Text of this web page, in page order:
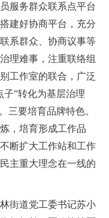
服务群众联系点平台
建好协商平台，充分
系群众、协商议事等
理难事，注重联络组
工作室的联合，广泛
”转化为基层治理
三要培育品牌特色。
，培育形成工作品
断扩大工作站和工作
主重大理念在一线的
街道党工委书记苏小